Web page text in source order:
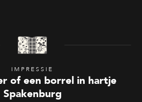
IMPRESSIE
of een borrel in hartje
Spakenburg